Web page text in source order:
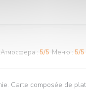
Атмосфера : 5/5 Меню : 5/5
Carte composée de